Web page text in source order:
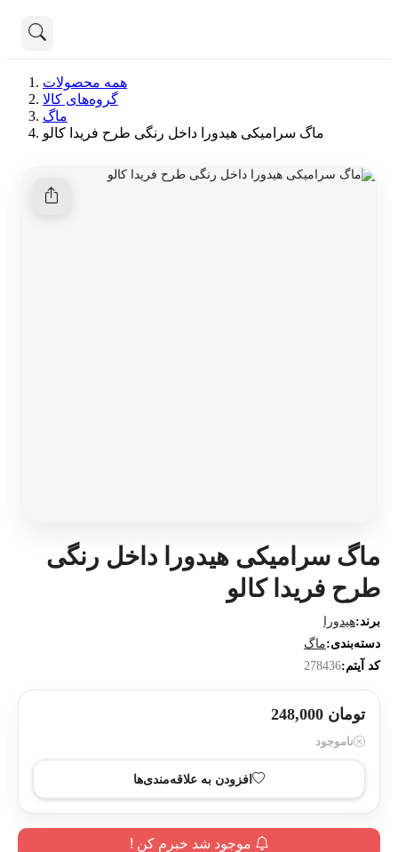
همه محصولات
دسته بندی
همه محصولات
گروه‌های کالا
ماگ
ماگ سرامیکی هیدورا داخل رنگی طرح فریدا کالو
ماگ سرامیکی هیدورا داخل رنگی
طرح فریدا کالو
برند:هیدورا
دسته‌بندی:ماگ
کد آیتم:278436
تومان 248,000
ناموجود
افزودن به علاقه‌مندی‌ها
موجود شد خبرم کن !